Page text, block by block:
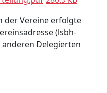
der Vereine erfolgte
(lsbh-
Delegierten